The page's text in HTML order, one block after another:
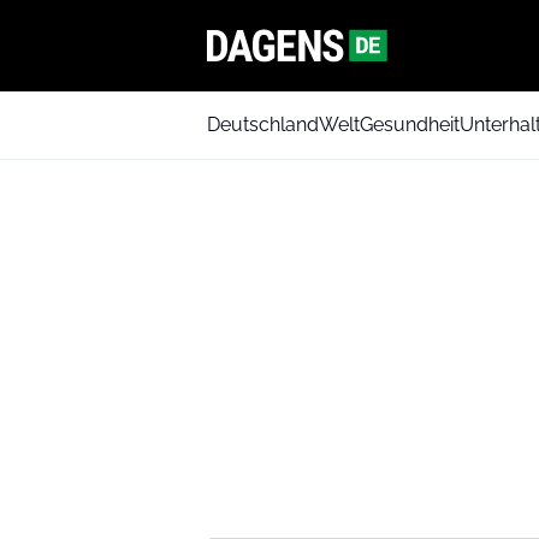
DeutschlandWeltGesundheit